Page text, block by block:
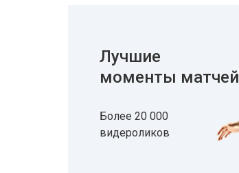
Лучшие
моменты матчей
Более 20 000
видероликов